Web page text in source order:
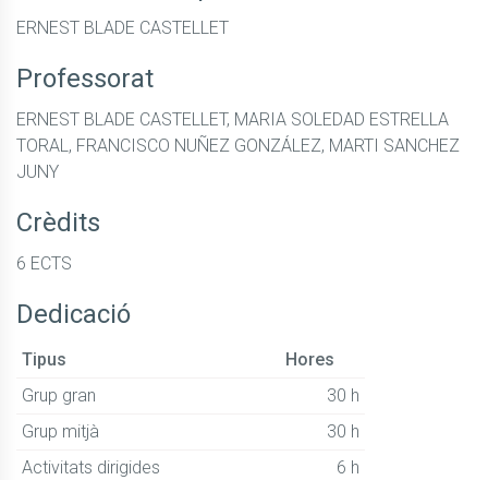
ERNEST BLADE CASTELLET
Professorat
ERNEST BLADE CASTELLET, MARIA SOLEDAD ESTRELLA
TORAL, FRANCISCO NUÑEZ GONZÁLEZ, MARTI SANCHEZ
JUNY
Crèdits
6 ECTS
Dedicació
Tipus
Hores
Grup gran
30 h
Grup mitjà
30 h
Activitats dirigides
6 h